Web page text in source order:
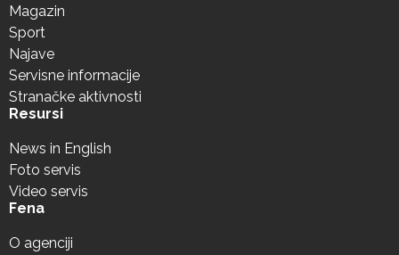
Magazin
Sport
Najave
Servisne informacije
Stranačke aktivnosti
Resursi
News in English
Foto servis
Video servis
Fena
O agenciji